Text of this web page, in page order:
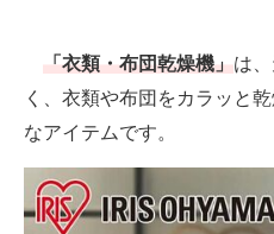
腕時計
釣り具・釣り用品
食器・グラス・カトラリー
メディア
「衣類・布団乾燥機」は
く、衣類や布団をカラッと
なアイテムです。